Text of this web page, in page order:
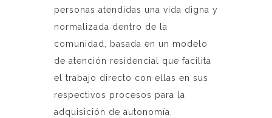
personas atendidas una vida digna y
normalizada dentro de la
comunidad, basada en un modelo
de atención residencial que facilita
el trabajo directo con ellas en sus
respectivos procesos para la
adquisición de autonomía,